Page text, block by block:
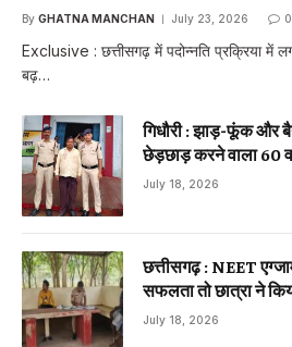
By GHATNA MANCHAN July 23, 2026 0
Exclusive : छत्तीसगढ़ में पदोन्नति प्रक्रिया में
बढ़…
गिधौरी : झाड़-फूंक और
छेड़छाड़ करने वाला 60
July 18, 2026
छत्तीसगढ़ : NEET
सफलता तो छात्रा ने
July 18, 2026